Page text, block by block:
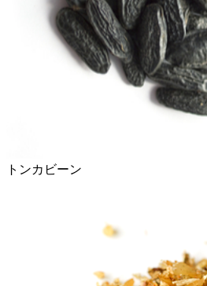
トンカビーン